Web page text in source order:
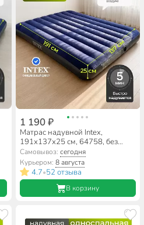
1 190 ₽
Матрас надувной Intex,
191х137х25 см, 64758, без
насоса, флокированный, 272 кг
Самовывоз: сегодня
Курьером: 8 августа
4.7•52 отзыва
В корзину